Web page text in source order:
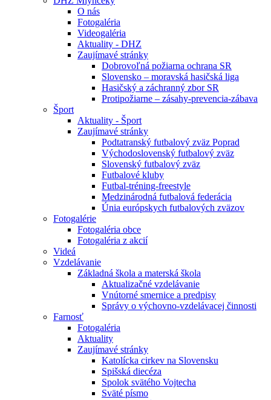
O nás
Fotogaléria
Videogaléria
Aktuality - DHZ
Zaujímavé stránky
Dobrovoľná požiarna ochrana SR
Slovensko – moravská hasičská liga
Hasičský a záchranný zbor SR
Protipožiarne – zásahy-prevencia-zábava
Šport
Aktuality - Šport
Zaujímavé stránky
Podtatranský futbalový zväz Poprad
Východoslovenský futbalový zväz
Slovenský futbalový zväz
Futbalové kluby
Futbal-tréning-freestyle
Medzinárodná futbalová federácia
Únia európskych futbalových zväzov
Fotogalérie
Fotogaléria obce
Fotogaléria z akcií
Videá
Vzdelávanie
Základná škola a materská škola
Aktualizačné vzdelávanie
Vnútorné smernice a predpisy
Správy o výchovno-vzdelávacej činnosti
Farnosť
Fotogaléria
Aktuality
Zaujímavé stránky
Katolícka cirkev na Slovensku
Spišská diecéza
Spolok svätého Vojtecha
Sväté písmo